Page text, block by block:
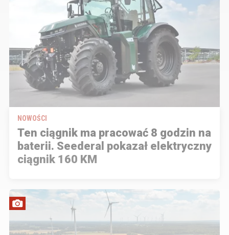
NOWOŚCI
Ten ciągnik ma pracować 8 godzin na
baterii. Seederal pokazał elektryczny
ciągnik 160 KM